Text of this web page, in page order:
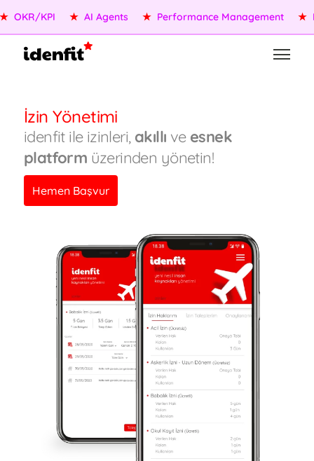
OKR/KPI AI Agents Performance Management
İzin Yönetimi
idenfit ile izinleri, akıllı ve esnek
platform üzerinden yönetin!
Hemen Başvur